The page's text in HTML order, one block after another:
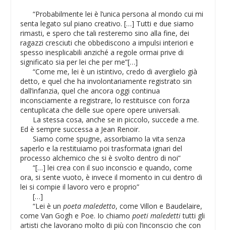
“Probabilmente lei è l’unica persona al mondo cui mi
senta legato sul piano creativo. […] Tutti e due siamo
rimasti, e spero che tali resteremo sino alla fine, dei
ragazzi cresciuti che obbediscono a impulsi interiori e
spesso inesplicabili anziché a regole ormai prive di
significato sia per lei che per me”[…]
“Come me, lei è un istintivo, credo di averglielo già
detto, e quel che ha involontariamente registrato sin
dall’infanzia, quel che ancora oggi continua
inconsciamente a registrare, lo restituisce con forza
centuplicata che delle sue opere opere universali.
La stessa cosa, anche se in piccolo, succede a me.
Ed è sempre successa a Jean Renoir.
Siamo come spugne, assorbiamo la vita senza
saperlo e la restituiamo poi trasformata ignari del
processo alchemico che si è svolto dentro di noi”
“[…] lei crea con il suo inconscio e quando, come
ora, si sente vuoto, è invece il momento in cui dentro di
lei si compie il lavoro vero e proprio”
[…]
“Lei è unpoeta maledetto, come Villon e Baudelaire,
come Van Gogh e Poe. Io chiamopoeti maledettitutti gli
artisti che lavorano molto di più con l’inconscio che con